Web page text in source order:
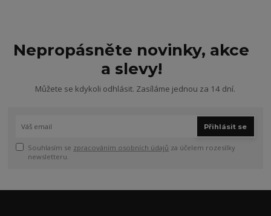
Nepropásněte novinky, akce
a slevy!
Můžete se kdykoli odhlásit. Zasíláme jednou za 14 dní.
Přihlásit se
Souhlasím se zpracováním osobních údajů za účelem rozesílky
newsletteru.